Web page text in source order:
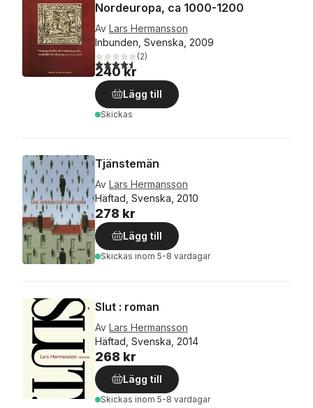
Nordeuropa, ca 1000-1200
Av Lars Hermansson
Inbunden, Svenska, 2009
4,5utav 5 stjärnor. Totalt antal röster:
(2)
240 kr
Lägg till
Skickas
Tjänstemän
Av Lars Hermansson
Häftad, Svenska, 2010
278 kr
Lägg till
Skickas inom 5-8 vardagar
Slut : roman
Av Lars Hermansson
Häftad, Svenska, 2014
268 kr
Lägg till
Skickas inom 5-8 vardagar